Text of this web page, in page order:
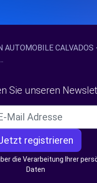
AUTOMOBILE CALVADOS
Sie unseren
registrieren
die Verarbeitung Ihrer
Daten